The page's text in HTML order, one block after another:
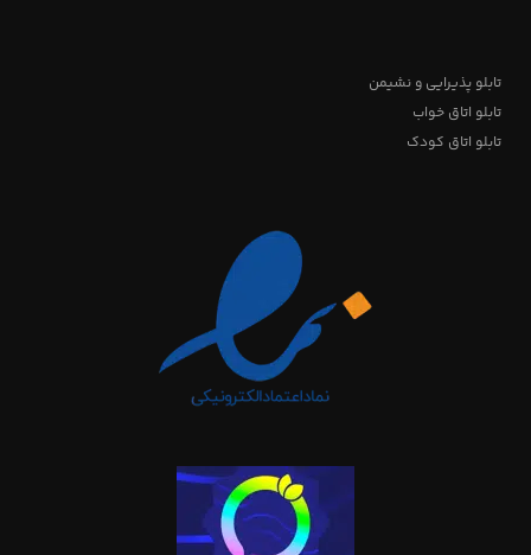
تابلو پذیرایی و نشیمن
تابلو اتاق خواب
تابلو اتاق کودک